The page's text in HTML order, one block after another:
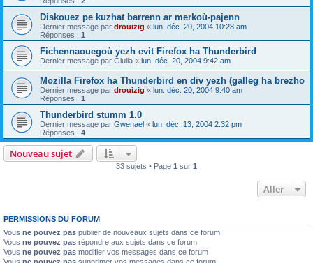
Diskouez pe kuzhat barrenn ar merkoù-pajenn
Dernier message par drouizig « lun. déc. 20, 2004 10:28 am
Réponses : 1
Fichennaouegoù yezh evit Firefox ha Thunderbird
Dernier message par Giulia « lun. déc. 20, 2004 9:42 am
Mozilla Firefox ha Thunderbird en div yezh (galleg ha brezho
Dernier message par drouizig « lun. déc. 20, 2004 9:40 am
Réponses : 1
Thunderbird stumm 1.0
Dernier message par Gwenael « lun. déc. 13, 2004 2:32 pm
Réponses : 4
Nouveau sujet
33 sujets • Page 1 sur 1
Aller
PERMISSIONS DU FORUM
Vous ne pouvez pas publier de nouveaux sujets dans ce forum
Vous ne pouvez pas répondre aux sujets dans ce forum
Vous ne pouvez pas modifier vos messages dans ce forum